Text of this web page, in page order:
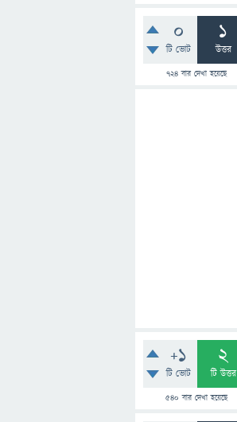
0
টি ভোট
1
উত্তর
724বার দেখা হয়েছে
+1
টি ভোট
2
টি উত্তর
540 বার দেখা হয়েছে